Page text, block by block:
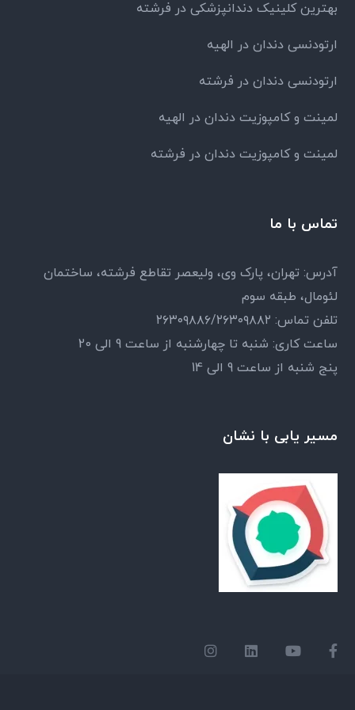
بهترین کلینیک دندانپزشکی در فرشته
ارتودنسی دندان در الهیه
ارتودنسی دندان در فرشته
لمینت و کامپوزیت دندان در الهیه
لمینت و کامپوزیت دندان در فرشته
تماس با ما
آدرس: تهران، پارک وی، ولیعصر تقاطع فرشته، ساختمان
لئومال، طبقه سوم
تلفن تماس: ۲۶۳۰۹۸۸۶/۲۶۳۰۹۸۸۲
ساعت کاری: شنبه تا چهارشنبه از ساعت 9 الی 20
پنج شنبه از ساعت 9 الی 14
مسیر یابی با نشان